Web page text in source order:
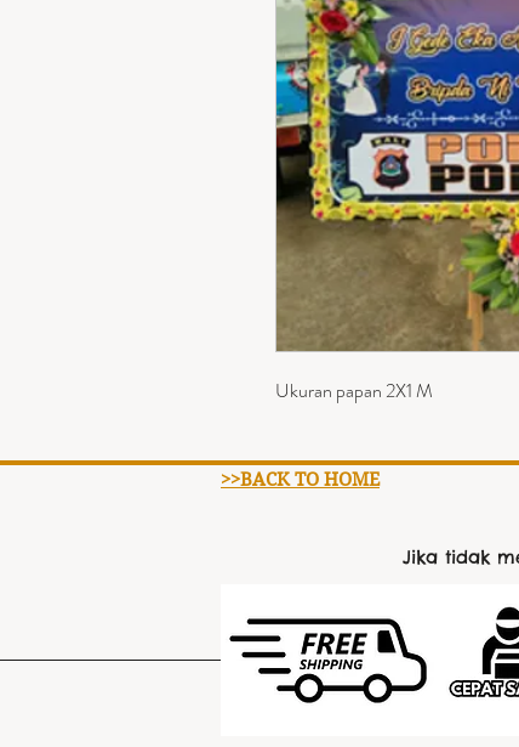
Ukuran papan 2X1 M
>>BACK TO HOME
Jika tidak